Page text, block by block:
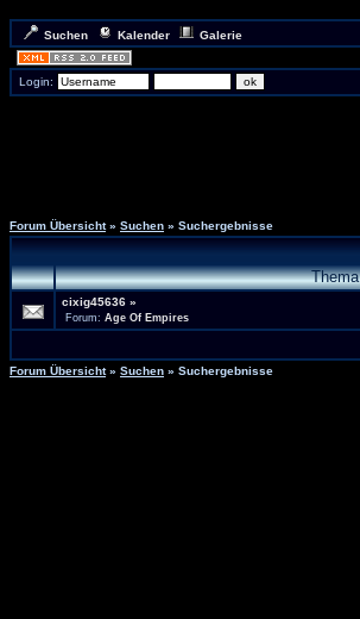
Suchen Kalender
Galerie
Login:
Forum Übersicht» Suchen » Suchergebnisse
Thema
cixig45636 »
Forum: Age Of Empires
Forum Übersicht» Suchen » Suchergebnisse